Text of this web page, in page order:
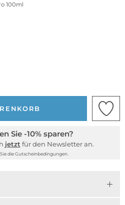
100ml
Sie -10% sparen?
jetzt für den Newsletter an.
die Gutscheinbedingungen.